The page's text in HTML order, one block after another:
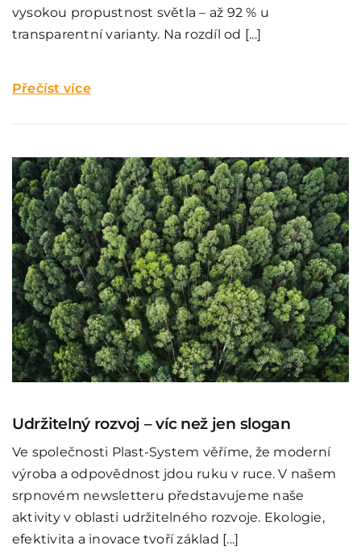
vysokou propustnost světla – až 92 % u
transparentní varianty. Na rozdíl od [...]
Přečíst více
Udržitelný rozvoj – víc než jen slogan
Ve společnosti Plast-System věříme, že moderní
výroba a odpovědnost jdou ruku v ruce. V našem
srpnovém newsletteru představujeme naše
aktivity v oblasti udržitelného rozvoje. Ekologie,
efektivita a inovace tvoří základ [...]